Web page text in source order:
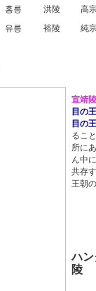
홍릉 洪陵
高
유릉 裕陵 純
宣靖陵
目の
目の
るこ
所に
ん中
共存
王朝
ハ
陵